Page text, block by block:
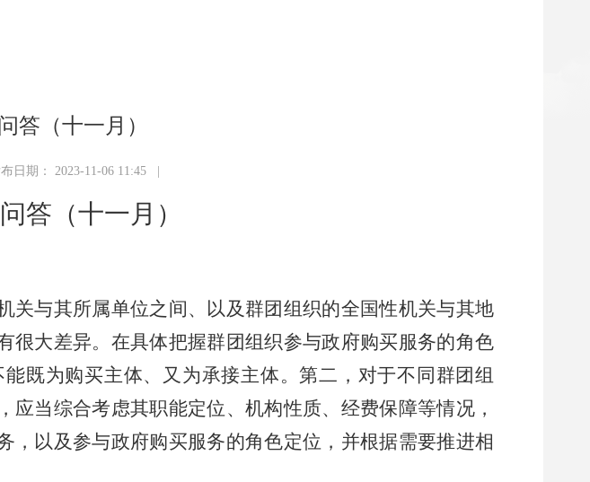
答（十一月）
期： 2023-11-06 11:45 |
答（十一月）
关与其所属单位之间、以及群团组织的全国性机关与其地
大差异。在具体把握群团组织参与政府购买服务的角色
既为购买主体、又为承接主体。第二，对于不同群团组
当综合考虑其职能定位、机构性质、经费保障等情况，
以及参与政府购买服务的角色定位，并根据需要推进相